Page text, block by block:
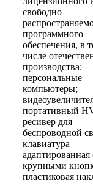
свободно
программного
обеспечения, в
числе
производства:
персональные
компьютеры;
портативный
ресивер для
беспроводной
клавиатура
адаптированная
крупными
пластиковая